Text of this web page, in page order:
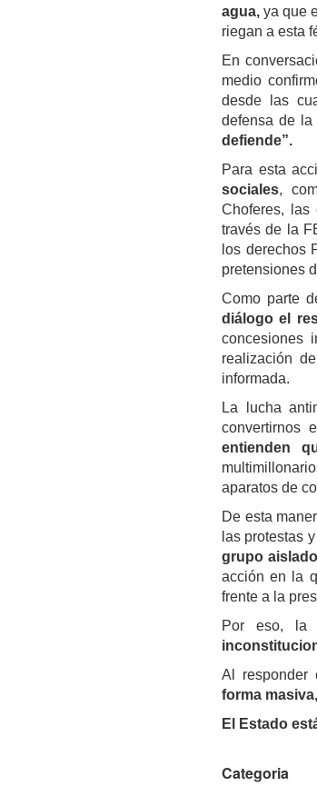
agua, ya que
riegan a esta
En
medio
desde las
defensa de
defiende”.
Para esta
sociales,
Choferes, las
través de la
los derechos
pretensiones
Como parte
diálogo el
concesiones
realización
informada.
La lucha
convertirnos
entienden
aparatos de
De esta
las protestas
grupo
acción en la
frente a la
Por eso, la
Al responder
forma
El Estado
Categoria